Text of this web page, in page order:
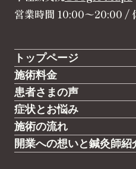
営業時間 10:00〜20:00 /
トップページ
施術料金
患者さまの声
症状とお悩み
施術の流れ
開業への想いと鍼灸師紹